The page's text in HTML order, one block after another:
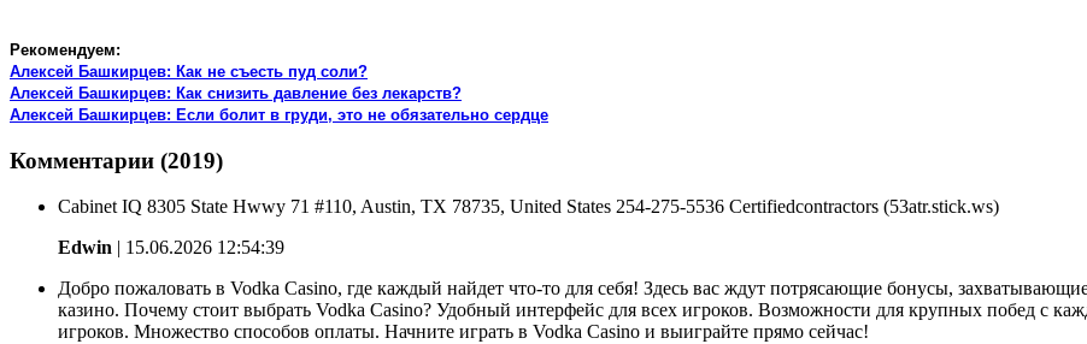
Рекомендуем:
Алексей Башкирцев: Как не съесть пуд соли?
Алексей Башкирцев: Как снизить давление без лекарств?
Алексей Башкирцев: Если болит в груди, это не обязательно сердце
Комментарии (2019)
Cabinet IQ 8305 State Hwwy 71 #110, Austin, TX 78735, United States 254-275-5536 Certifiedcontractors (53atr.stick.ws)
Edwin | 15.06.2026 12:54:39
Добро пожаловать в Vodka Casino, где каждый найдет что-то для себя! Здесь вас ждут потрясающие бонусы,
казино. Почему стоит выбрать Vodka Casino? Удобный интерфейс для всех игроков. Возможности для крупных побед с
игроков. Множество способов оплаты. Начните играть в Vodka Casino и выиграйте прямо сейчас!